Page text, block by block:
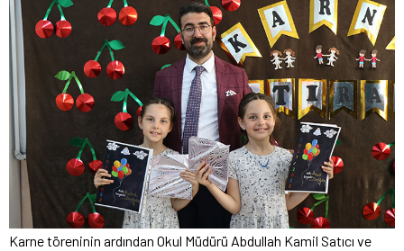
Karne töreninin ardından Okul Müdürü Abdullah Kamil Satıcı ve